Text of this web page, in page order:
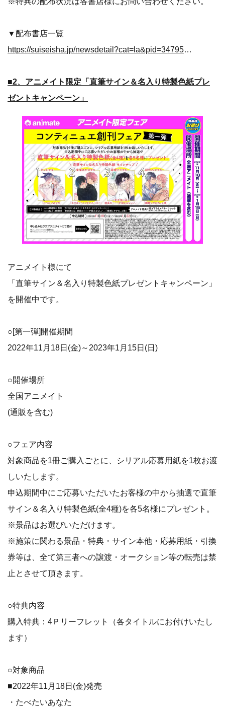
▼配布書店一覧
https://suiseisha.jp/newsdetail?cat=la&pid=34795&cat=la
■2、アニメイト限定「直筆サイン＆名入り特製色紙プレ
ゼントキャンペーン」
アニメイト様にて
「直筆サイン＆名入り特製色紙プレゼントキャンペーン」
を開催中です。
○[第一弾]開催期間
2022年11月18日(金)～2023年1月15日(日)
○開催場所
全国アニメイト
(通販を含む)
○フェア内容
対象商品を1冊ご購入ごとに、シリアル応募用紙を1枚お渡
しいたします。
申込期間中にご応募いただいたお客様の中から抽選で直筆
サイン＆名入り特製色紙(全4種)を各5名様にプレゼント。
※景品はお選びいただけます。
※施策に関わる景品・特典・サイン本他・応募用紙・引換
券等は、全て第三者への譲渡・オークション等の転売は禁
止とさせて頂きます。
○特典内容
購入特典：4Ｐリーフレット（各タイトルにお付けいたし
ます）
○対象商品
■2022年11月18日(金)発売
・たべたいあなた